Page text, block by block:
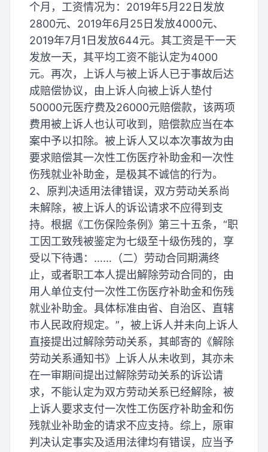
个月，工资情况为：2019年5月22日发放
2800元、2019年6月25日发放4000元、
2019年7月1日发放644元。其工资是干一天
发放一天，其平均工资不能认定为4000
元。再次，上诉人与被上诉人已于事故后达
成赔偿协议，由上诉人向被上诉人垫付
50000元医疗费及26000元赔偿款，该两项
费用被上诉人也认可收到，赔偿款应当在本
案中予以扣除。被上诉人又以本次事故为由
要求赔偿其一次性工伤医疗补助金和一次性
伤残就业补助金，是极其不诚信的行为。
2、原判决适用法律错误，双方劳动关系尚
未解除，被上诉人的诉讼请求不应得到支
持。根据《工伤保险条例》第三十五条，“职
工因工致残被鉴定为七级至十级伤残的，享
受以下待遇：……（二）劳动合同期满终
止，或者职工本人提出解除劳动合同的，由
用人单位支付一次性工伤医疗补助金和伤残
就业补助金。具体标准由省、自治区、直辖
市人民政府规定。”，被上诉人并未向上诉人
直接提出过解除劳动关系，其邮寄的《解除
劳动关系通知书》上诉人从未收到，其亦未
在一审期间提出过解除劳动关系的诉讼请
求，不能认定为双方劳动关系已经解除，被
上诉人要求支付一次性工伤医疗补助金和伤
残就业补助金的请求不应支持。综上，原审
判决认定事实及适用法律均有错误，应当予